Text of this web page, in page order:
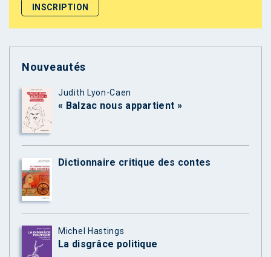
Nouveautés
Judith Lyon-Caen
« Balzac nous appartient »
Dictionnaire critique des contes
Michel Hastings
La disgrâce politique